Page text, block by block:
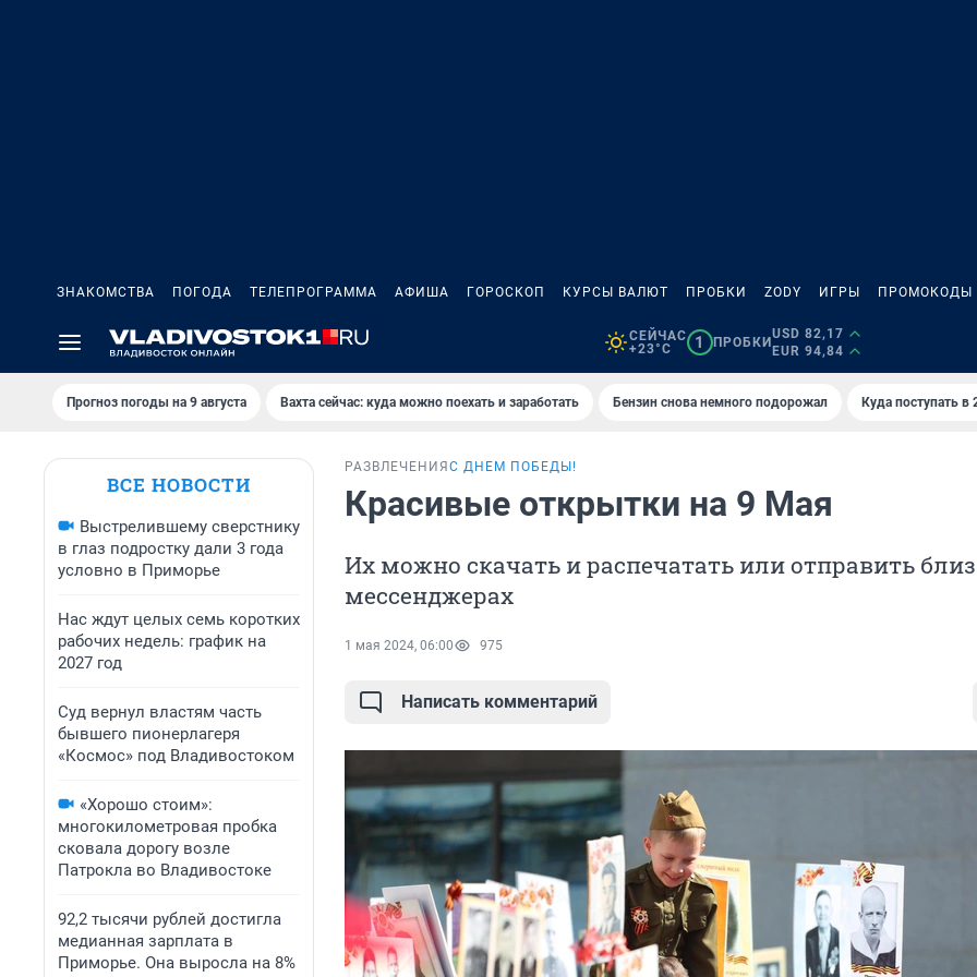
ЗНАКОМСТВА ПОГОДА ТЕЛЕПРОГРАММА АФИША ГОРОСКОП КУРСЫ ВАЛЮТ ПРОБКИ ZODY ИГРЫ ПРОМОКОДЫ
СЕЙЧАС
+23°C
1 ПРОБКИ
USD 82,17
EUR 94,84
Прогноз погоды на 9 августа Вахта сейчас: куда можно поехать и заработать Бензин снова немного подорожал Куда поступать в
ВСЕ НОВОСТИ
Выстрелившему сверстнику
в глаз подростку дали 3 года
условно в Приморье
Нас ждут целых семь коротких
рабочих недель: график на
2027 год
Суд вернул властям часть
бывшего пионерлагеря
«Космос» под Владивостоком
«Хорошо стоим»:
многокилометровая пробка
сковала дорогу возле
Патрокла во Владивостоке
92,2 тысячи рублей достигла
медианная зарплата в
Приморье. Она выросла на 8%
РАЗВЛЕЧЕНИЯ С ДНЕМ ПОБЕДЫ!
Красивые открытки на 9 Мая
Их можно скачать и распечатать или отправить
мессенджерах
1 мая 2024, 06:00 975
Написать комментарий